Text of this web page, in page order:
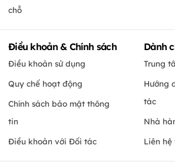
chỗ
Điều khoản & Chính sách
Điều khoản sử dụng
Quy chế hoạt động
Chính sách bảo mật thông
tin
Điều khoản với Đối tác
Dành
Trung
Hướng
tác
Nhà
Liên